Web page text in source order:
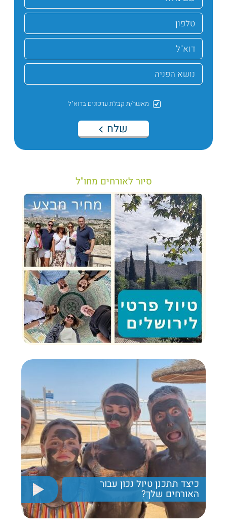
מאשר/ת קבלת עדכונים בדוא"ל
שלח
סיור לאורחים מחו"ל
כיצד תתכנן טיול נכון עבור
האורחים שלך?
יריב חן, מציג את הקווים המנחים לבניית טיול נכון עבור
תיירים בישראל